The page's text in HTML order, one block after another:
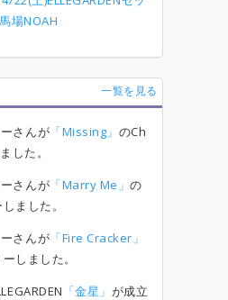
場NOAH
一覧を見る
さんが 「Missing」 のCh
した。
さんが 「Marry Me」の
ました。
さんが 「Fire Cracker」
しました。
「金星」 が成立